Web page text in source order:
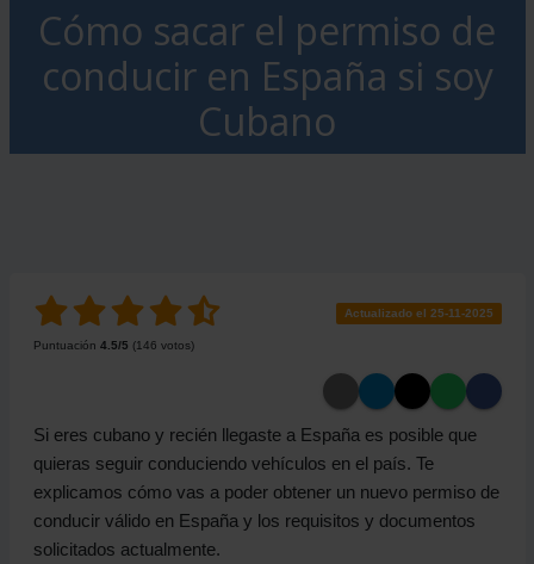
Cómo sacar el permiso de
conducir en España si soy
Cubano
Puntuación 4.5/5 (146 votos)
Actualizado el 25-11-2025
Si eres cubano y recién llegaste a España es posible que
quieras seguir conduciendo vehículos en el país. Te
explicamos cómo vas a poder obtener un nuevo permiso de
conducir válido en España y los requisitos y documentos
solicitados actualmente.